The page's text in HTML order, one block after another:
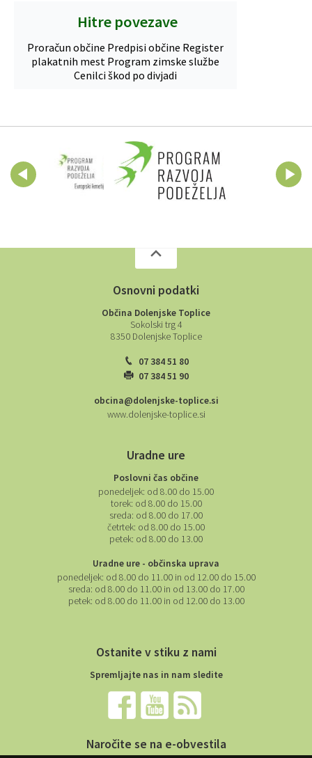
Hitre povezave
Proračun občine Predpisi občine Register
plakatnih mest Program zimske službe
Cenilci škod po divjadi
Osnovni podatki
Občina Dolenjske Toplice
Sokolski trg 4
8350 Dolenjske Toplice
07 384 51 80
07 384 51 90
obcina@dolenjske-toplice.si
www.dolenjske-toplice.si
Uradne ure
Poslovni čas občine
ponedeljek: od 8.00 do 15.00
torek: od 8.00 do 15.00
sreda: od 8.00 do 17.00
četrtek: od 8.00 do 15.00
petek: od 8.00 do 13.00
Uradne ure - občinska uprava
ponedeljek: od 8.00 do 11.00 in od 12.00 do 15.00
sreda: od 8.00 do 11.00 in od 13.00 do 17.00
petek: od 8.00 do 11.00 in od 12.00 do 13.00
Ostanite v stiku z nami
Spremljajte nas in nam sledite
Naročite se na e-obvestila